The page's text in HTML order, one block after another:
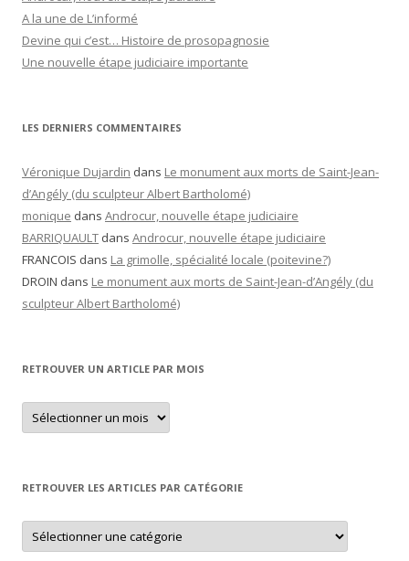
A la une de L’informé
Devine qui c’est… Histoire de prosopagnosie
Une nouvelle étape judiciaire importante
LES DERNIERS COMMENTAIRES
Véronique Dujardin dans Le monument aux morts de Saint-Jean-
d’Angély (du sculpteur Albert Bartholomé)
monique dans Androcur, nouvelle étape judiciaire
BARRIQUAULT dans Androcur, nouvelle étape judiciaire
FRANCOIS dans La grimolle, spécialité locale (poitevine?)
DROIN dans Le monument aux morts de Saint-Jean-d’Angély (du
sculpteur Albert Bartholomé)
RETROUVER UN ARTICLE PAR MOIS
Retrouver
un
article
RETROUVER LES ARTICLES PAR CATÉGORIE
Retrouver
les
articles